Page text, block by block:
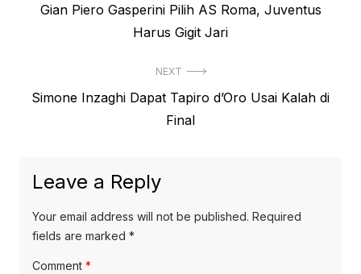
navigation
Previous
Gian Piero Gasperini Pilih AS Roma, Juventus
Harus Gigit Jari
NEXT
Next
Simone Inzaghi Dapat Tapiro d’Oro Usai Kalah di
Final
Leave a Reply
Your email address will not be published. Required
fields are marked *
Comment *